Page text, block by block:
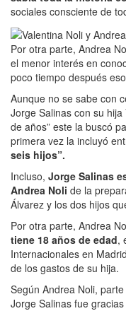
sociales consciente de
Por otra parte, Andrea
el menor interés en
poco tiempo después
Aunque no se sabe con
Jorge Salinas con su
de años” este la buscó
primera vez la incluyó
seis hijos”.
Incluso, Jorge Salinas
Andrea Noli de la
Álvarez y los dos hijos
Por otra parte, Andrea
tiene 18 años de edad,
Internacionales en
de los gastos de su hija.
Según Andrea Noli,
Jorge Salinas fue gracias